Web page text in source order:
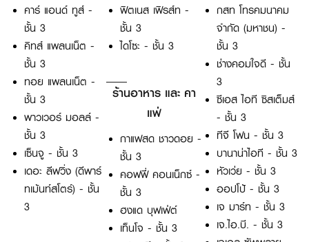
คาร์ แอนด์ ทูส์ -
ชั้น 3
คิทส์ แพลนเน็ต -
ชั้น 3
ทอย แพลนเน็ต -
ชั้น 3
พาวเวอร์ มอลล์ -
ชั้น 3
เซ็นจู - ชั้น 3
เดอะ ลีฟวิ่ง (ดีพาร์
ทเม้นท์สโตร์) - ชั้น
3
ฟิตเนส เฟิรส์ท -
ชั้น 3
ไดโซะ - ชั้น 3
ร้านอาหาร และ คา
แฟ่
กาแฟสด ชาวดอย -
ชั้น 3
คอฟฟี่ คอนเน็กซ์ -
ชั้น 3
ฮงแด บุฟเฟ่ต์
เท็นโจ - ชั้น 3
กสท โทรคมนาคม
จำกัด (มหาชน) -
ชั้น 3
ช่างคอมใจดี - ชั้น
3
ซีเอส ไอที ซิสเต็มส์
- ชั้น 3
ทีจี โฟน - ชั้น 3
บานาน่าไอที - ชั้น 3
หัวเว่ย - ชั้น 3
ออปโป้ - ชั้น 3
เจ มาร์ท - ชั้น 3
เจ.ไอ.บี. - ชั้น 3